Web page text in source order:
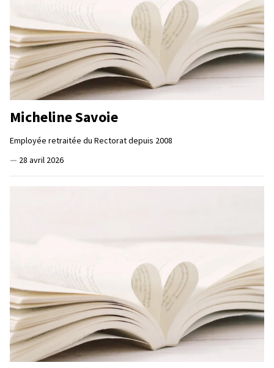
Micheline Savoie
Employée retraitée du Rectorat depuis 2008
— 28 avril 2026